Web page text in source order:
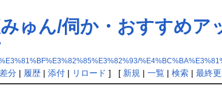
ゅん/伺か・おすすめア
差分| 履歴| 添付| リロード ] [ 新規 | 一覧| 検索| 最終